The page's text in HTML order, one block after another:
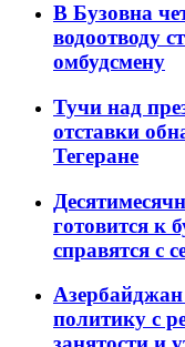
В Бузовна
водоотводу
омбудсмену
Тучи над
отставки
Тегеране
готовится к
справятся с
политику с